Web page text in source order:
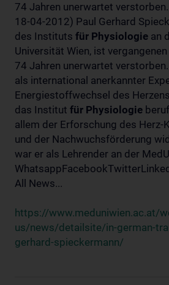
74 Jahren unerwartet
18-04-2012) Paul Gerhard
des Instituts für Physiologie an
Universität Wien, ist
74 Jahren unerwartet
als international anerkannter
Energiestoffwechsel des
das Institut für Physiologie
allem der Erforschung des Herz-
und der Nachwuchsförderung
war er als Lehrender an der
All News...
https://www.meduniwien.ac.at/
us/news/detailsite/in-german-
gerhard-spieckermann/